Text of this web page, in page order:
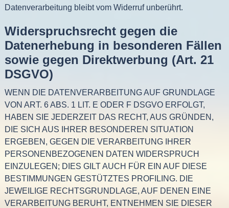
Datenverarbeitung bleibt vom Widerruf unberührt.
Widerspruchsrecht gegen die
Datenerhebung in besonderen Fällen
sowie gegen Direktwerbung (Art. 21
DSGVO)
WENN DIE DATENVERARBEITUNG AUF GRUNDLAGE
VON ART. 6 ABS. 1 LIT. E ODER F DSGVO ERFOLGT,
HABEN SIE JEDERZEIT DAS RECHT, AUS GRÜNDEN,
DIE SICH AUS IHRER BESONDEREN SITUATION
ERGEBEN, GEGEN DIE VERARBEITUNG IHRER
PERSONENBEZOGENEN DATEN WIDERSPRUCH
EINZULEGEN; DIES GILT AUCH FÜR EIN AUF DIESE
BESTIMMUNGEN GESTÜTZTES PROFILING. DIE
JEWEILIGE RECHTSGRUNDLAGE, AUF DENEN EINE
VERARBEITUNG BERUHT, ENTNEHMEN SIE DIESER